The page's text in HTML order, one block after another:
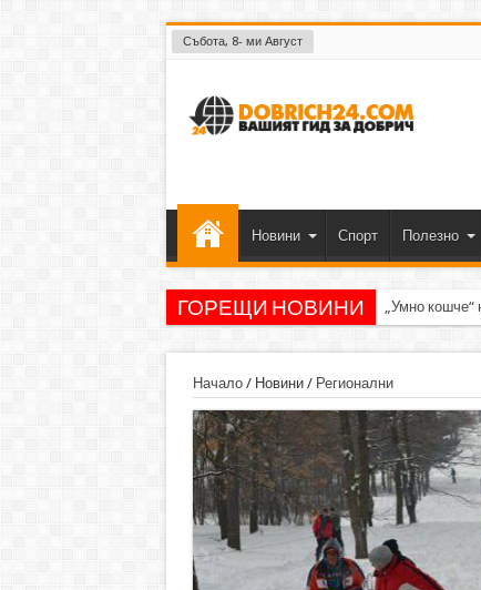
Събота, 8- ми Август
Новини Спорт Полезно
ГОРЕЩИ НОВИНИ „Умно кошче“
Начало/ Новини/ Регионални